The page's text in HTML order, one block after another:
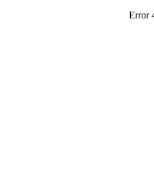
Error